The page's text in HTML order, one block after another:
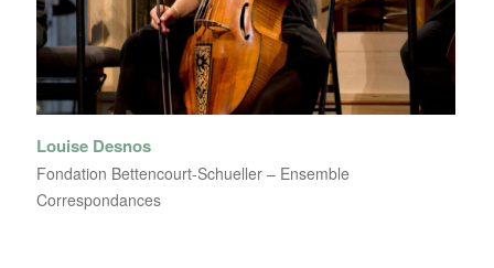
Louise Desnos
Fondation Bettencourt-Schueller – Ensemble
Correspondances